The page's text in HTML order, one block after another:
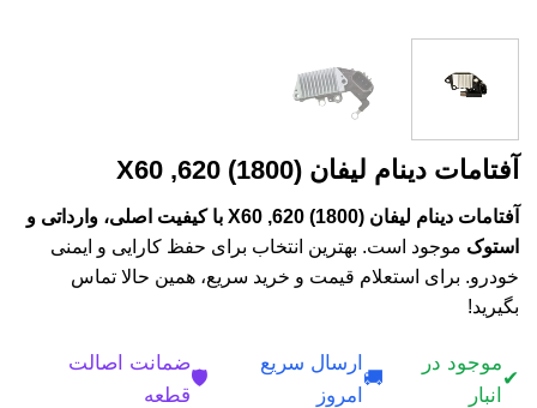
آفتامات دینام لیفان X60 ,620 (1800)
آفتامات دینام لیفان X60 ,620 (1800) با کیفیت اصلی، وارداتی و
استوک موجود است. بهترین انتخاب برای حفظ کارایی و ایمنی
خودرو. برای استعلام قیمت و خرید سریع، همین حالا تماس
بگیرید!
✔
موجود در
انبار
🚚
ارسال سریع
امروز
🛡️
ضمانت اصالت
قطعه